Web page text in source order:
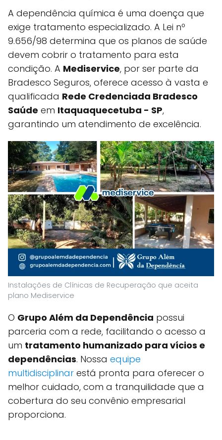
A dependência química é uma doença que
exige tratamento especializado. A Lei nº
9.656/98 determina que os planos de saúde
devem cobrir o tratamento para esta
condição. A Mediservice, por ser parte da
Bradesco Seguros, oferece acesso à vasta e
qualificada Rede Credenciada Bradesco
Saúde em Itaquaquecetuba - SP,
garantindo um atendimento de excelência.
Instalações de Clínicas de Recuperação que aceita
plano Mediservice
O Grupo Além da Dependência possui
parceria com a rede, facilitando o acesso a
um tratamento humanizado para vícios e
dependências. Nossa equipe
multidisciplinar está pronta para oferecer o
melhor cuidado, com a tranquilidade que a
cobertura do seu convênio empresarial
proporciona.